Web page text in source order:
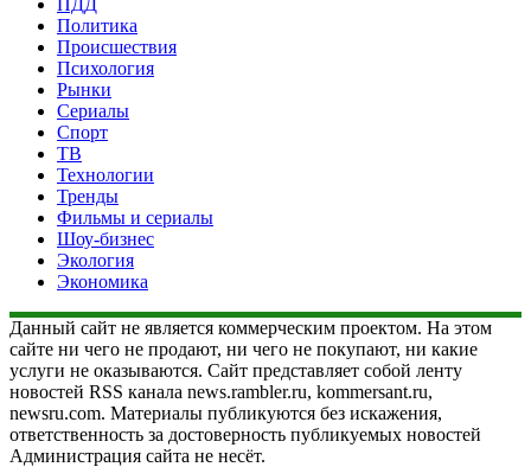
Политика
Происшествия
Психология
Рынки
Сериалы
Спорт
ТВ
Технологии
Тренды
Фильмы и сериалы
Шоу-бизнес
Экология
Экономика
Данный сайт не является коммерческим проектом. На этом
сайте ни чего не продают, ни чего не покупают, ни какие
услуги не оказываются. Сайт представляет собой ленту
новостей RSS канала news.rambler.ru, kommersant.ru,
newsru.com. Материалы публикуются без искажения,
ответственность за достоверность публикуемых новостей
Администрация сайта не несёт.